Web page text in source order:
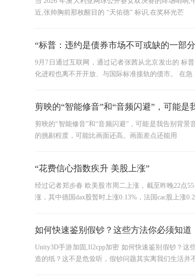
近,张帅胸前那枚醒目的 “天佑德” 标识,在奖杯光芒
“标普：违约是债券市场不可或缺的一部
9月7日通过互联网，通过记者张茜从北京发出的 标
化进程也离不开开放、与国际标准接轨的债市。 在急
剪映的“智能修音”和“音频闪避”，可能是
剪映的“智能修音”和“音频闪避”，可能是我告别背
的挑剔程度，可能比画面还高。画面差点还能用
“花费信心指数疾升 美股上涨”
经过记者郑步春 欧美股市周二上涨，截至昨晚22点
涨，其中德国dax股暂时上涨0.13%，法国cac股上涨
如何快速鉴别假钞？这些方法你必须知道
Unity3D手游加固,Il2cpp加密 如何快速鉴别假钞？
造的纸？这不是危耸听，假钞问题其实离我们生活并